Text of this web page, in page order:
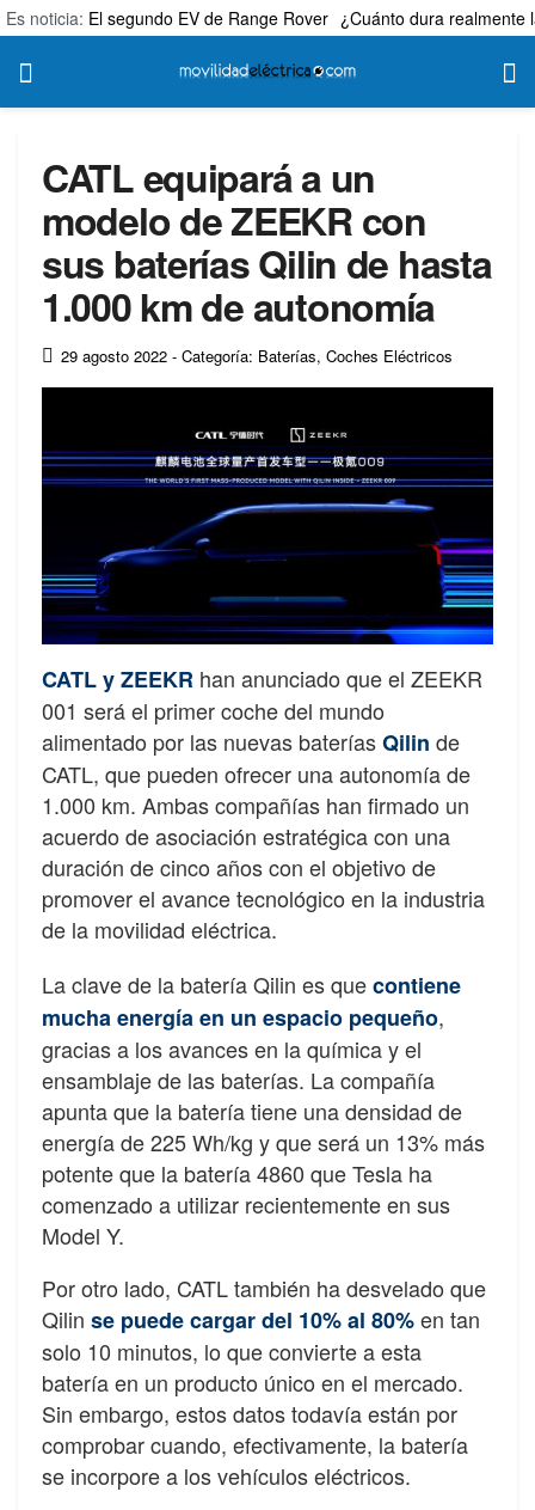
Es noticia: El segundo EV de Range Rover ¿Cuánto dura realmente
CATL equipará a un
modelo de ZEEKR con
sus baterías Qilin de hasta
1.000 km de autonomía
29 agosto 2022 - Categoría: Baterías, Coches Eléctricos
CATL y ZEEKR han anunciado que el ZEEKR
001 será el primer coche del mundo
alimentado por las nuevas bateríasQilin de
CATL, que pueden ofrecer una autonomía de
1.000 km. Ambas compañías han firmado un
acuerdo de asociación estratégica con una
duración de cinco años con el objetivo de
promover el avance tecnológico en la industria
de la movilidad eléctrica.
La clave de la batería Qilin es quecontiene
mucha energía en un espacio pequeño,
gracias a los avances en la química y el
ensamblaje de las baterías. La compañía
apunta que la batería tiene una densidad de
energía de 225 Wh/kg y que será un 13% más
potente que la batería 4860 que Tesla ha
comenzado a utilizar recientemente en sus
Model Y.
Por otro lado, CATL también ha desvelado que
Qilin se puede cargar del 10% al 80%en tan
solo 10 minutos, lo que convierte a esta
batería en un producto único en el mercado.
Sin embargo, estos datos todavía están por
comprobar cuando, efectivamente, la batería
se incorpore a los vehículos eléctricos.